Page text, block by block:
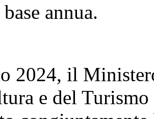
annua.
2024, il
e del